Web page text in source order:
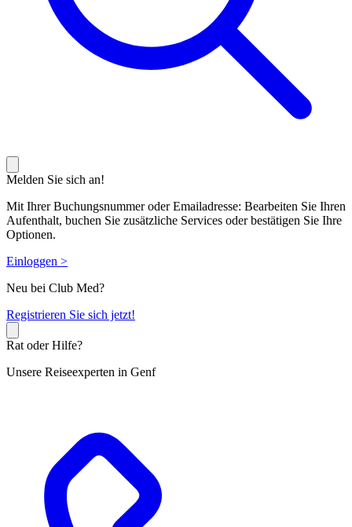
Melden Sie sich an!
Mit Ihrer Buchungsnummer oder Emailadresse: Bearbeiten Sie Ihren
Aufenthalt, buchen Sie zusätzliche Services oder bestätigen Sie Ihre
Optionen.
Einloggen >
Neu bei Club Med?
Registrieren Sie sich jetzt!
Rat oder Hilfe?
Unsere Reiseexperten in Genf